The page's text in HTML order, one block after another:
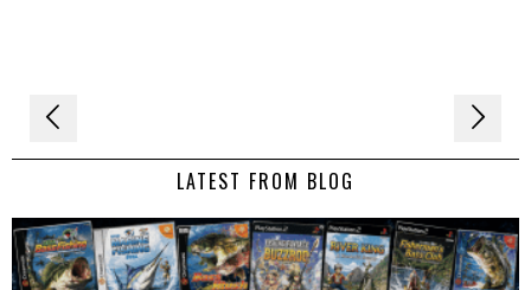
Navigation
de LATEST FROM BLOG